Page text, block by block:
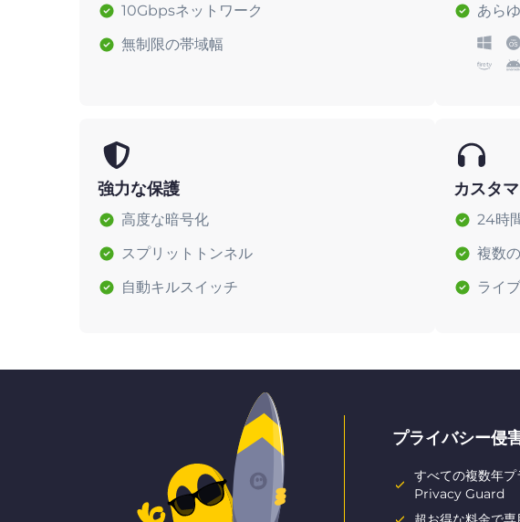
10Gbpsネットワーク
無制限の帯域幅
あら
強力な保護
高度な暗号化
スプリットトンネル
自動キルスイッチ
カスタ
24時
複数
ライ
プライバシー侵
すべての複数年
Privacy Guard